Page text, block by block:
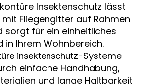
Insektenschutz lässt
Fliegengitter auf Rahmen
sorgt für ein einheitliches
in Ihrem Wohnbereich.
insektenschutz-Systeme
einfache Handhabung,
und lange Haltbarkeit